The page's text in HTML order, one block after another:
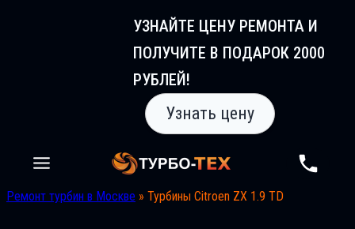
УЗНАЙТЕ ЦЕНУ РЕМОНТА И
ПОЛУЧИТЕ В ПОДАРОК 2000
РУБЛЕЙ!
Узнать цену
Ремонт турбин в Москве » Турбины Citroen ZX 1.9 TD